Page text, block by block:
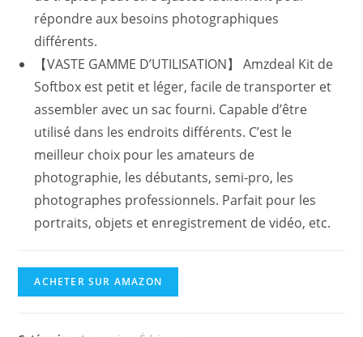
répondre aux besoins photographiques
différents.
【VASTE GAMME D’UTILISATION】 Amzdeal Kit de
Softbox est petit et léger, facile de transporter et
assembler avec un sac fourni. Capable d’être
utilisé dans les endroits différents. C’est le
meilleur choix pour les amateurs de
photographie, les débutants, semi-pro, les
photographes professionnels. Parfait pour les
portraits, objets et enregistrement de vidéo, etc.
ACHETER SUR AMAZON